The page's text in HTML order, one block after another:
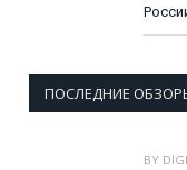
ПОСЛЕДНИЕ
BY